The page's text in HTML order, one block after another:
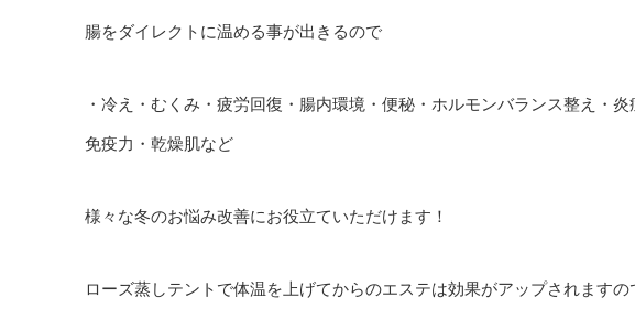
腸をダイレクトに温める事が出きるので
・冷え・むくみ・疲労回復・腸内環境・便秘・ホルモンバランス整え・
免疫力・乾燥肌など
様々な冬のお悩み改善にお役立ていただけます！
ローズ蒸しテントで体温を上げてからのエステは効果がアップされますの